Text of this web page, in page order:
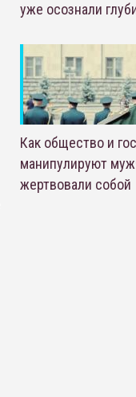
уже осознали
Как общество и
манипулируют
жертвовали собой